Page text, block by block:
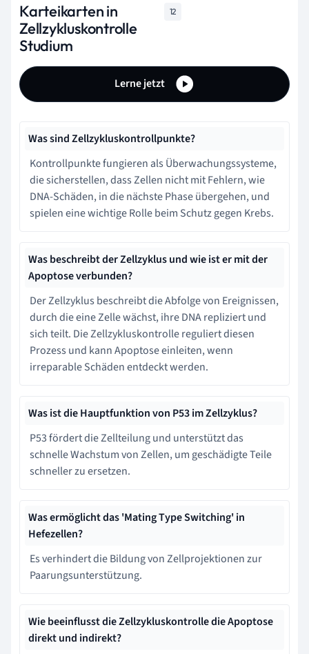
Karteikarten in
Zellzykluskontrolle
Studium
12
Lerne jetzt
Was sind Zellzykluskontrollpunkte?
Kontrollpunkte fungieren als Überwachungssysteme,
die sicherstellen, dass Zellen nicht mit Fehlern, wie
DNA-Schäden, in die nächste Phase übergehen, und
spielen eine wichtige Rolle beim Schutz gegen Krebs.
Was beschreibt der Zellzyklus und wie ist er mit der
Apoptose verbunden?
Der Zellzyklus beschreibt die Abfolge von Ereignissen,
durch die eine Zelle wächst, ihre DNA repliziert und
sich teilt. Die Zellzykluskontrolle reguliert diesen
Prozess und kann Apoptose einleiten, wenn
irreparable Schäden entdeckt werden.
Was ist die Hauptfunktion von P53 im Zellzyklus?
P53 fördert die Zellteilung und unterstützt das
schnelle Wachstum von Zellen, um geschädigte Teile
schneller zu ersetzen.
Was ermöglicht das 'Mating Type Switching' in
Hefezellen?
Es verhindert die Bildung von Zellprojektionen zur
Paarungsunterstützung.
Wie beeinflusst die Zellzykluskontrolle die Apoptose
direkt und indirekt?